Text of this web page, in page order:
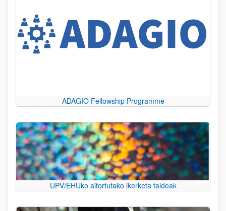
ADAGIO Fellowship Programme
UPV/EHUko aitortutako ikerketa taldeak